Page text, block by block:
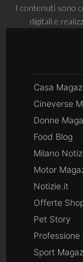
I contenuti sono
digitali e
Casa
Cineverse
Donne
Food Blog
Milano
Motor
Notizie.it
Offerte
Pet Story
Professione
Sport